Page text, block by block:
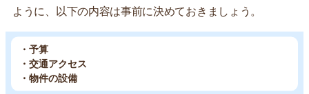
ように、以下の内容は事前に決めておきましょう。
・予算
・交通アクセス
・物件の設備